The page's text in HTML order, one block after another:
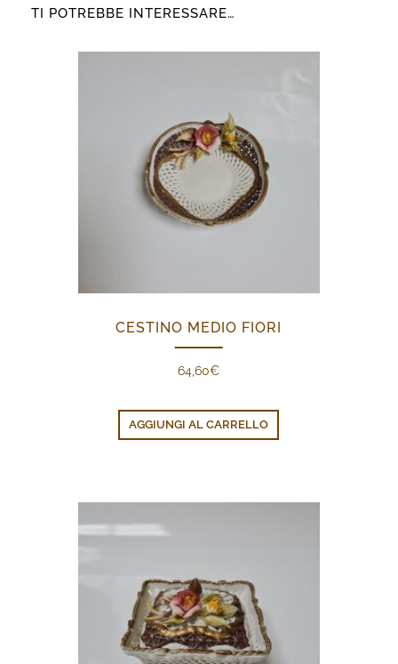
TI POTREBBE INTERESSARE…
CESTINO MEDIO FIORI
64,60€
AGGIUNGI AL CARRELLO